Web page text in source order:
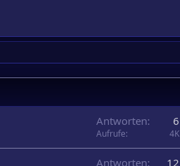
Antworten 6
Aufrufe 4K
Antworten 12